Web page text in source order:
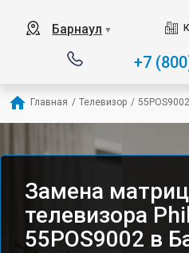
Барнаул ▼
+7
Главная / Телевизор / 55POS9002
Замена
телевизора
55POS9002 в